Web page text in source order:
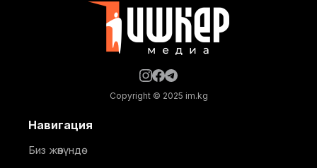
Copyright © 2025 im.kg
Навигация
Биз жөнүндө